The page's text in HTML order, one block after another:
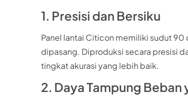
1. Presisi dan Bersiku
Panel lantai Citicon memiliki sudut
dipasang. Diproduksi secara presisi
tingkat akurasi yang lebih baik.
2. Daya Tampung Beban